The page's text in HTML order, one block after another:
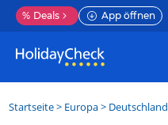
% Deals App öffnen
Startseite> Europa> Deutschland